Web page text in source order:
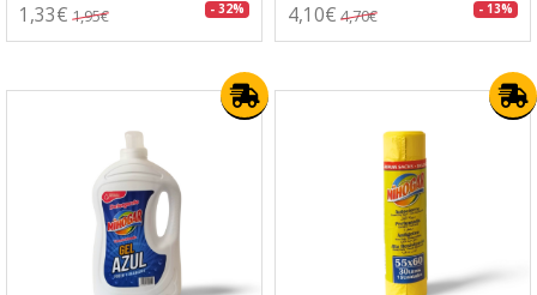
1,33€ 1,95€ - 32% 4,10€ 4,70€ - 13%